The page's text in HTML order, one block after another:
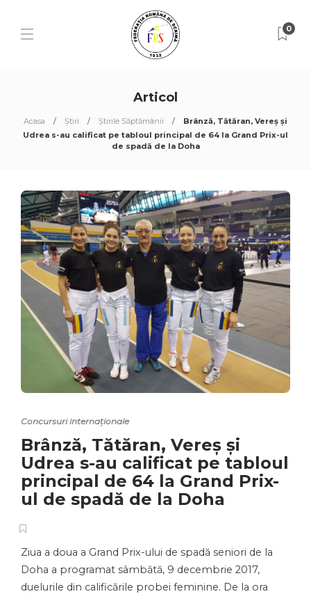
0
Articol
Acasa Știri Știrile Săptămânii
Brânză, Tătăran, Vereș și
Udrea s-au calificat pe tabloul principal de 64 la Grand Prix-ul
de spadă de la Doha
Concursuri internaționale
Brânză, Tătăran, Vereș și
Udrea s-au calificat pe tabloul
principal de 64 la Grand Prix-
ul de spadă de la Doha
Ziua a doua a Grand Prix-ului de spadă seniori de la
Doha a programat sâmbătă, 9 decembrie 2017,
duelurile din calificările probei feminine. De la ora